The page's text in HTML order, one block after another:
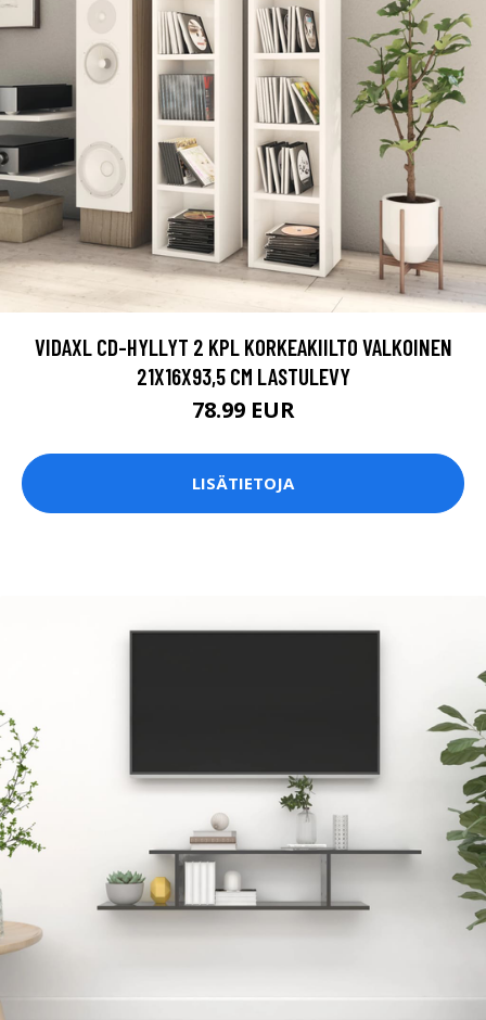
VIDAXL CD-HYLLYT 2 KPL KORKEAKIILTO VALKOINEN
21X16X93,5 CM LASTULEVY
78.99 EUR
LISÄTIETOJA